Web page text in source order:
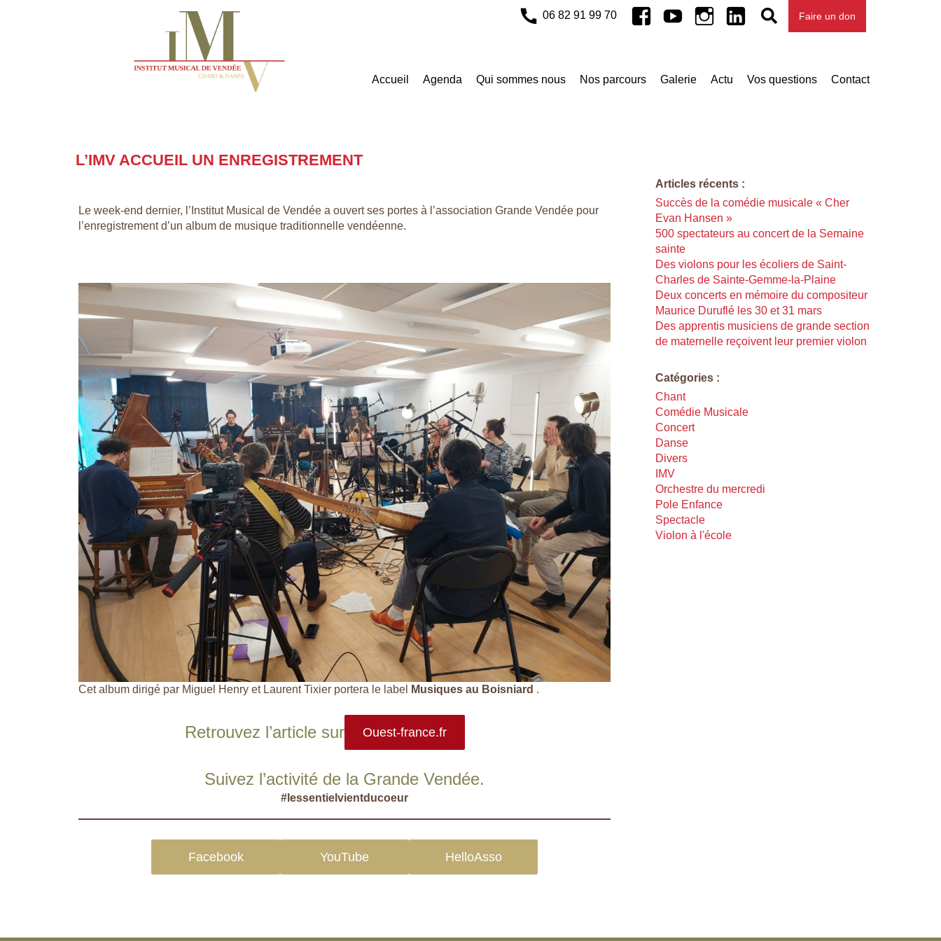
06 82 91 99 70
FacebookYoutubeInstagram
Faire un don
Accueil Agenda Qui sommes nous Nos parcours Galerie Actu Vos questions Contact
L’IMV ACCUEIL UN ENREGISTREMENT
Le week-end dernier, l’Institut Musical de Vendée a ouvert ses portes à l’association Grande Vendée pour
l’enregistrement d’un album de musique traditionnelle vendéenne.
Cet album dirigé par Miguel Henry et Laurent Tixier portera le label Musiques au Boisniard .
Retrouvez l’article sur Ouest-france.fr
Suivez l’activité de la Grande Vendée.
#lessentielvientducoeur
Facebook YouTube HelloAsso
Articles récents :
Succès de la comédie musicale « Cher
Evan Hansen »
500 spectateurs au concert de la Semaine
sainte
Des violons pour les écoliers de Saint-
Charles de Sainte-Gemme-la-Plaine
Deux concerts en mémoire du compositeur
Maurice Duruflé les 30 et 31 mars
Des apprentis musiciens de grande section
de maternelle reçoivent leur premier violon
Catégories :
Chant
Comédie Musicale
Concert
Danse
Divers
IMV
Orchestre du mercredi
Pole Enfance
Spectacle
Violon à l'école